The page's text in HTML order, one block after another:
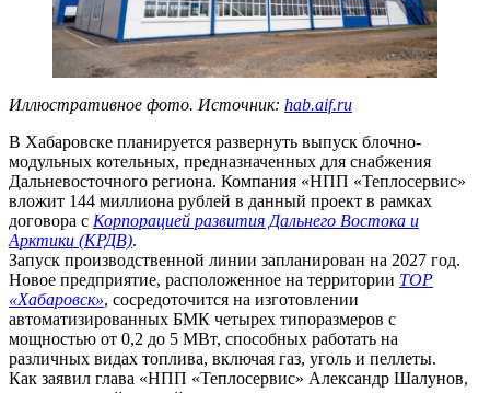
Иллюстративное фото. Источник: hab.aif.ru
В Хабаровске планируется развернуть выпуск блочно-
модульных котельных, предназначенных для снабжения
Дальневосточного региона. Компания «НПП «Теплосервис»
вложит 144 миллиона рублей в данный проект в рамках
договора с Корпорацией развития Дальнего Востока и
Арктики (КРДВ).
Запуск производственной линии запланирован на 2027 год.
Новое предприятие, расположенное на территории ТОР
«Хабаровск», сосредоточится на изготовлении
автоматизированных БМК четырех типоразмеров с
мощностью от 0,2 до 5 МВт, способных работать на
различных видах топлива, включая газ, уголь и пеллеты.
Как заявил глава «НПП «Теплосервис» Александр Шалунов,